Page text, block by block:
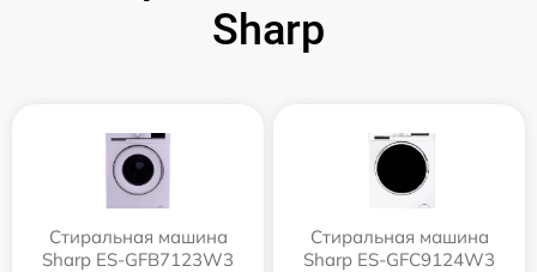
Sharp
Стиральная машина
Sharp ES-GFB7123W3
Стиральная машина
Sharp ES-GFC9124W3